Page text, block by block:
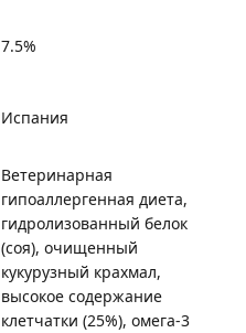
7.5%
Испания
Ветеринарная
гипоаллергенная диета,
гидролизованный белок
(соя), очищенный
кукурузный крахмал,
высокое содержание
клетчатки (25%), омега-3